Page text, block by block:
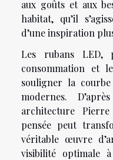
aux goûts et aux
habitat, qu’il
d’une inspiration
Les rubans LED,
consommation et
souligner la
modernes.
architecture
pensée peut
véritable œuvre
visibilité optimale